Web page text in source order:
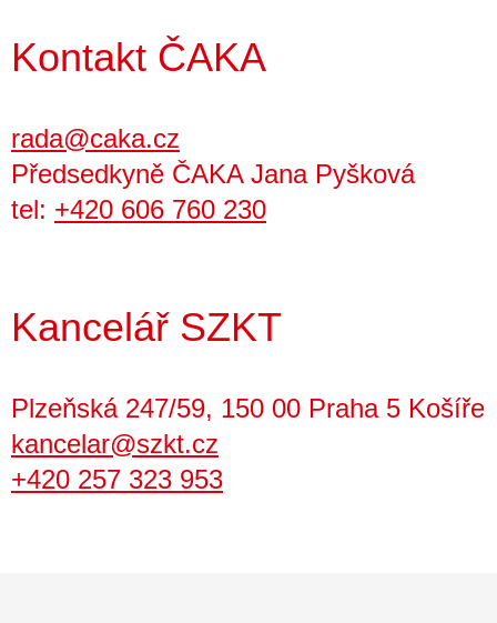
Kontakt ČAKA
rada@caka.cz
Předsedkyně ČAKA Jana Pyšková
tel: +420 606 760 230
Kancelář SZKT
Plzeňská 247/59, 150 00 Praha 5 Košíře
kancelar@szkt.cz
+420 257 323 953